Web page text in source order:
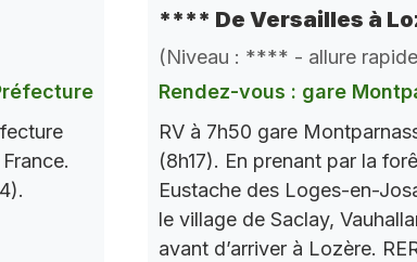
**** De Versailles à
(Niveau : **** - allure
Rendez-vous : gare
RV à 7h50 gare
(8h17). En prenant par la
Eustache des Loges-en-
le village de Saclay,
avant d’arriver à Lozère.